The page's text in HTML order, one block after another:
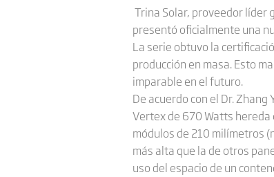
Trina Solar, proveedor líder
presentó oficialmente una
La serie obtuvo la
producción en masa. Esto
imparable en el futuro.
De acuerdo con el Dr.
Vertex de 670 Watts
módulos de 210 milímetros
más alta que la de otros
uso del espacio de un